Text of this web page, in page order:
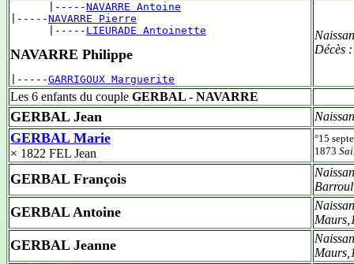
      |-----
NAVARRE Antoine
|-----NAVARRE Pierre
      |-----
LIEURADE Antoinette
NAVARRE Philippe
|-----GARRIGOUX Marguerite
Décès
Les 6 enfants du couple GERBAL - NAVARRE
GERBAL Jean
GERBAL Marie
× 1822 FEL Jean
°15
1873
GERBAL François
Barroul
GERBAL Antoine
GERBAL Jeanne